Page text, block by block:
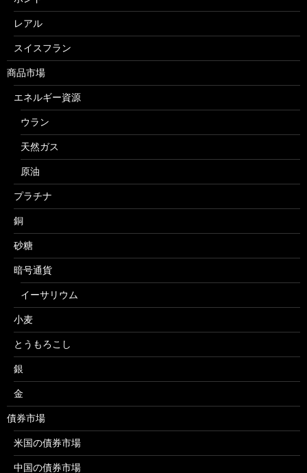
レアル
スイスフラン
商品市場
エネルギー資源
ウラン
天然ガス
原油
プラチナ
銅
砂糖
暗号通貨
イーサリウム
小麦
とうもろこし
銀
金
債券市場
米国の債券市場
中国の債券市場